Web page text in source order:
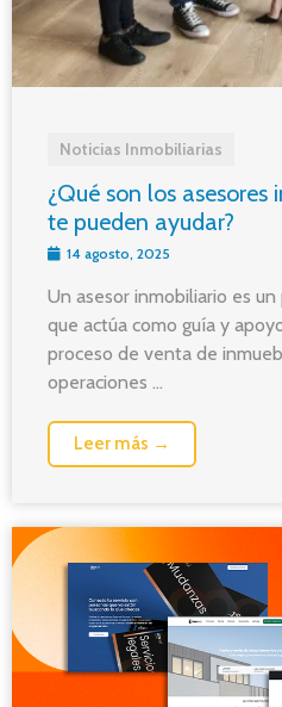
Noticias Inmobiliarias
¿Qué son los
te pueden ayudar?
14 agosto, 2025
Un asesor inmobiliario es
que actúa como guía y
proceso de venta de
operaciones ...
Leer más →